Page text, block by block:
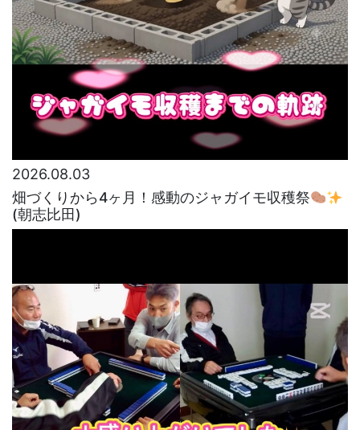
2026.08.03
畑づくりから4ヶ月！感動のジャガイモ収穫祭
(朝志比田)